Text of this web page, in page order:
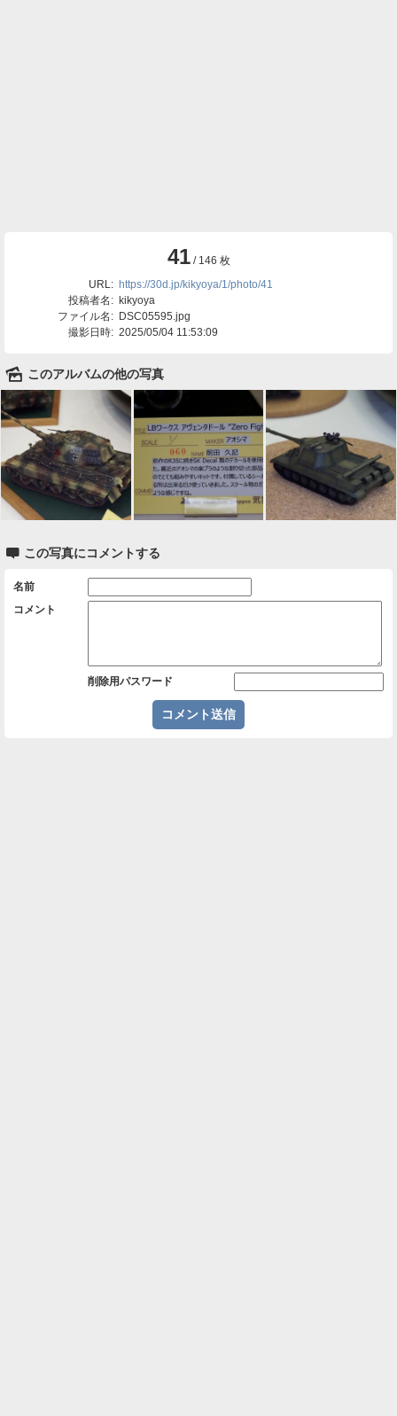
41 / 146 枚
URL: https://30d.jp/kikyoya/1/photo/41
投稿者名: kikyoya
ファイル名: DSC05595.jpg
撮影日時: 2025/05/04 11:53:09
🌄 このアルバムの他の写真
 この写真にコメントする
名前
コメント
削除用パスワード